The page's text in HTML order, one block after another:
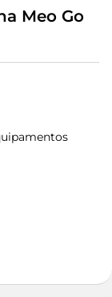
Meo Go